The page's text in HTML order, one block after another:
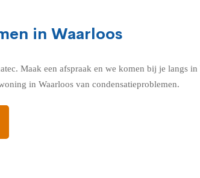
in Waarloos
Maak een afspraak en we komen bij je langs in
in Waarloos van condensatieproblemen.